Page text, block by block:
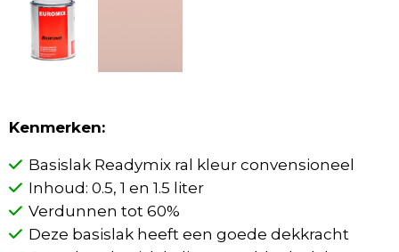
Kenmerken:
Basislak Readymix ral kleur convensioneel
Inhoud: 0.5, 1 en 1.5 liter
Verdunnen tot 60%
Deze basislak heeft een goede dekkracht